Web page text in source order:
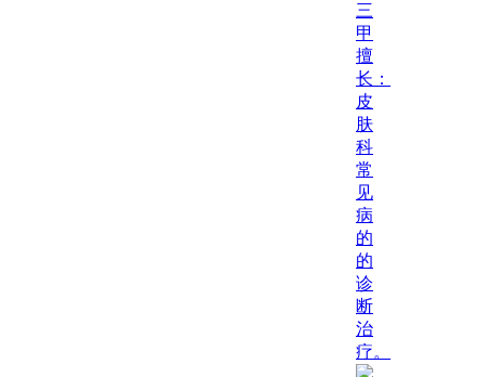
三
甲
擅
长：
皮
肤
科
常
见
病
的
的
诊
断
治
疗。